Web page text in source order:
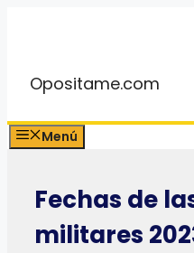
Opositame.com
Menú
Fechas de
militares